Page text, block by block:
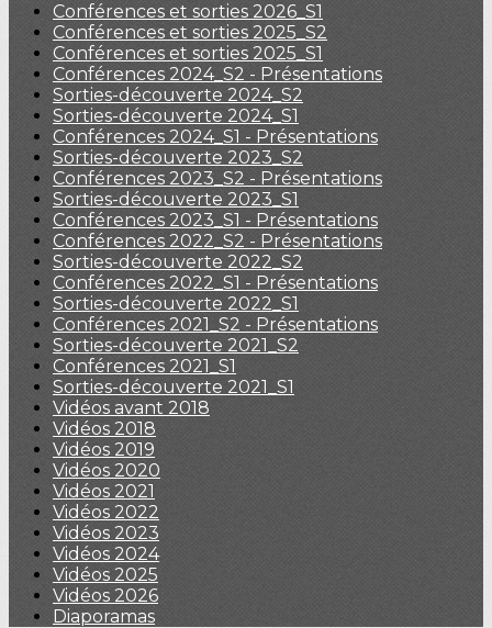
Conférences et sorties 2026_S1
Conférences et sorties 2025_S2
Conférences et sorties 2025_S1
Conférences 2024_S2 - Présentations
Sorties-découverte 2024_S2
Sorties-découverte 2024_S1
Conférences 2024_S1 - Présentations
Sorties-découverte 2023_S2
Conférences 2023_S2 - Présentations
Sorties-découverte 2023_S1
Conférences 2023_S1 - Présentations
Conférences 2022_S2 - Présentations
Sorties-découverte 2022_S2
Conférences 2022_S1 - Présentations
Sorties-découverte 2022_S1
Conférences 2021_S2 - Présentations
Sorties-découverte 2021_S2
Conférences 2021_S1
Sorties-découverte 2021_S1
Vidéos avant 2018
Vidéos 2018
Vidéos 2019
Vidéos 2020
Vidéos 2021
Vidéos 2022
Vidéos 2023
Vidéos 2024
Vidéos 2025
Vidéos 2026
Diaporamas